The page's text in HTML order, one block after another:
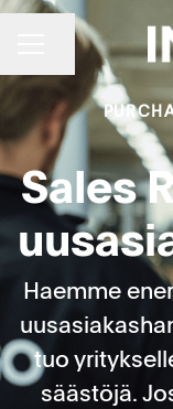
URAVALIKKO
Jaa sivu
Sales
Haemme
tuo
säästöjä.